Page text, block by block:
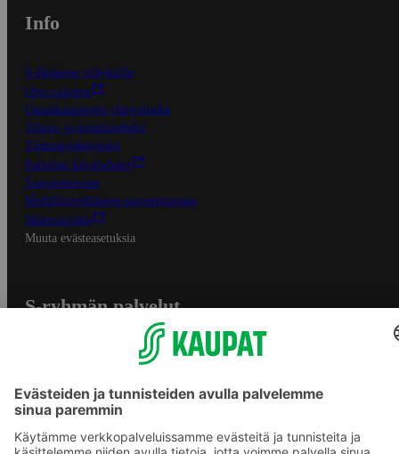
Info
S-Business yrityksille
Oiva-raportit
Osuuskauppojen yhteystiedot
Tilaus- ja toimitusehdot
Tietosuojakäytäntö
Palvelun käyttöehdot
Saavutettavuus
Mobiilisovelluksen saavutettavuus
Mainostajalle
Muuta evästeasetuksia
S-ryhmän palvelut
Yhteishyvä Ruoka -sovellus
S-ostoslista -sovellus
Prisma.fi